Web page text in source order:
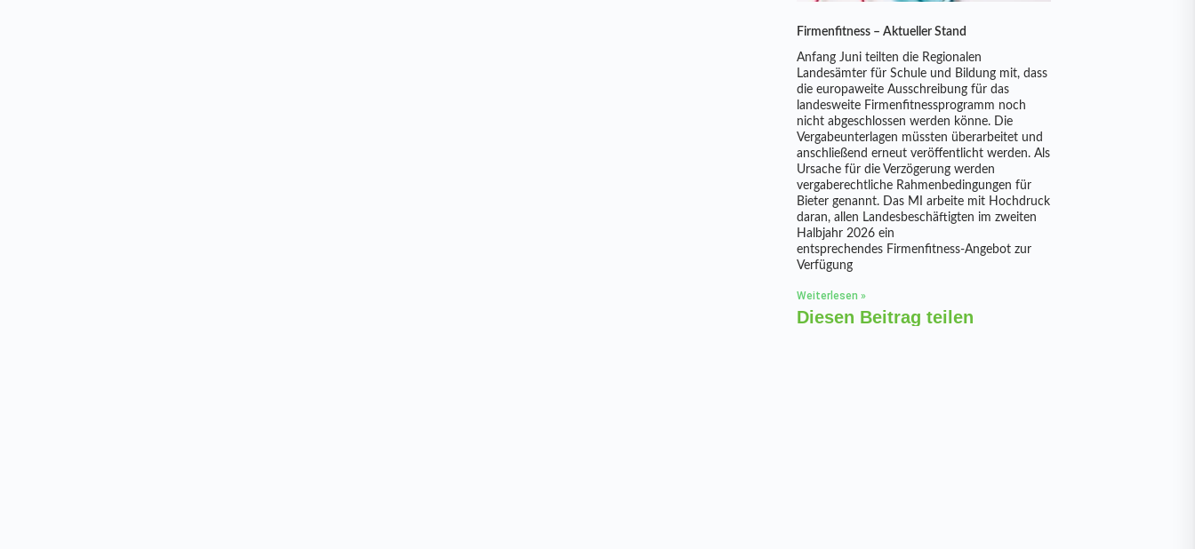
Firmenfitness – Aktueller Stand
Anfang Juni teilten die Regionalen
Landesämter für Schule und Bildung mit, dass
die europaweite Ausschreibung für das
landesweite Firmenfitnessprogramm noch
nicht abgeschlossen werden könne. Die
Vergabeunterlagen müssten überarbeitet und
anschließend erneut veröffentlicht werden. Als
Ursache für die Verzögerung werden
vergaberechtliche Rahmenbedingungen für
Bieter genannt. Das MI arbeite mit Hochdruck
daran, allen Landesbeschäftigten im zweiten
Halbjahr 2026 ein
entsprechendes Firmenfitness-Angebot zur
Verfügung
Weiterlesen »
Diesen Beitrag teilen